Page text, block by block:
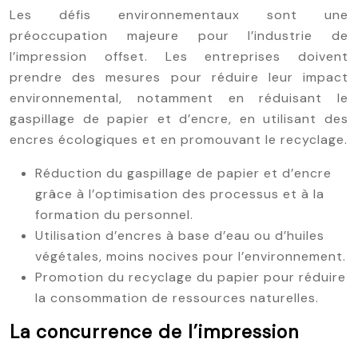
Les défis environnementaux sont une
préoccupation majeure pour l’industrie de
l’impression offset. Les entreprises doivent
prendre des mesures pour réduire leur impact
environnemental, notamment en réduisant le
gaspillage de papier et d’encre, en utilisant des
encres écologiques et en promouvant le recyclage.
Réduction du gaspillage de papier et d’encre
grâce à l’optimisation des processus et à la
formation du personnel.
Utilisation d’encres à base d’eau ou d’huiles
végétales, moins nocives pour l’environnement.
Promotion du recyclage du papier pour réduire
la consommation de ressources naturelles.
La concurrence de l’impression